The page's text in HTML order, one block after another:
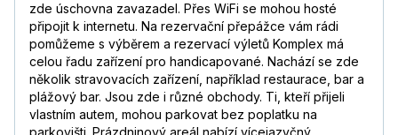
zde úschovna zavazadel. Přes WiFi se mohou hosté
připojit k internetu. Na rezervační přepážce vám rádi
pomůžeme s výběrem a rezervací výletů Komplex má
celou řadu zařízení pro handicapované. Nachází se zde
několik stravovacích zařízení, například restaurace, bar a
plážový bar. Jsou zde i různé obchody. Ti, kteří přijeli
vlastním autem, mohou parkovat bez poplatku na